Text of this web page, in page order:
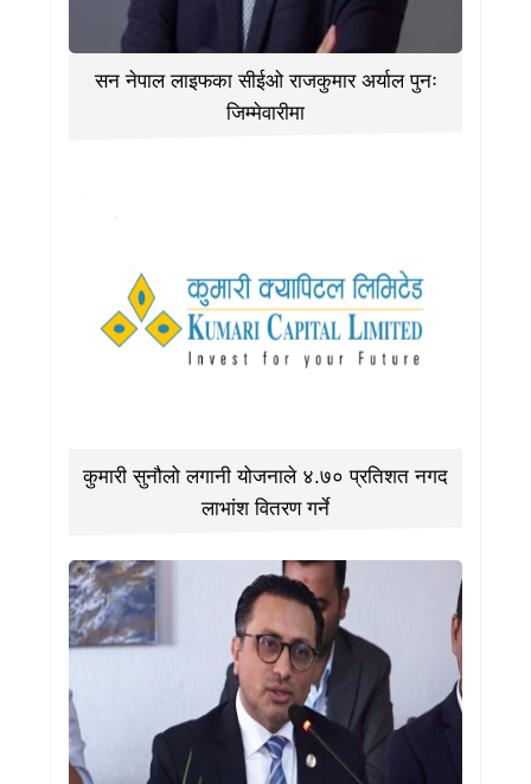
सन नेपाल लाइफका सीईओ राजकुमार अर्याल पुनः
जिम्मेवारीमा
कुमारी सुनौलो लगानी योजनाले ४.७० प्रतिशत नगद
लाभांश वितरण गर्ने